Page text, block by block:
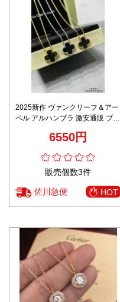
2025新作 ヴァンクリーフ＆アー
ペル アルハンブラ 激安通販 ブラ
仕上げ 数量限定入荷
6550円
販売個数3件
佐川急便 HOT